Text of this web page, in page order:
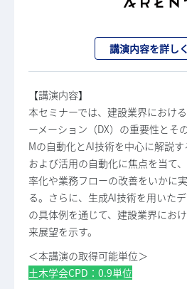
講演内容を詳し
【講演内容】
本セミナーでは、建設業界におけ
ーメーション（DX）の重要性とそ
Mの自動化とAI技術を中心に解説
および活用の自動化に焦点を当て
率化や業務フローの改善をいかに
る。さらに、生成AI技術を用いた
の具体例を通じて、建設業界にお
来展望を示す。
＜本講演の取得可能単位＞
土木学会CPD：0.9単位